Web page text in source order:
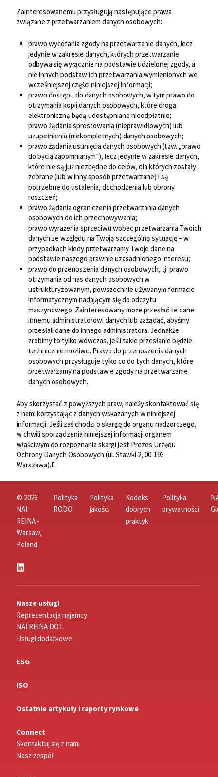
Zainteresowanemu przysługują następujące prawa
związane z przetwarzaniem danych osobowych:
prawo wycofania zgody na przetwarzanie danych, lecz
jedynie w zakresie danych, których przetwarzanie
odbywa się wyłącznie na podstawie udzielonej zgody, a
nie innych podstaw ich przetwarzania wymienionych we
wcześniejszej części niniejszej informacji;
prawo dostępu do danych osobowych, w tym prawo do
otrzymania kopii danych osobowych, które drogą
elektroniczną będą udostępniane nieodpłatnie;
prawo żądania sprostowania (nieprawidłowych) lub
uzupełnienia (niekompletnych) danych osobowych;
prawo żądania usunięcia danych osobowych (tzw. „prawo
do bycia zapomnianym”), lecz jedynie w zakresie danych,
które nie są już niezbędne do celów, dla których zostały
zebrane (lub w inny sposób przetwarzane) i są
potrzebne do ustalenia, dochodzenia lub obrony
roszczeń;
prawo żądania ograniczenia przetwarzania danych
osobowych do ich przechowywania;
prawo wyrażenia sprzeciwu wobec przetwarzania Twoich
danych ze względu na Twoją szczególną sytuację – w
przypadkach kiedy przetwarzamy Twoje dane na
podstawie naszego prawnie uzasadnionego interesu;
prawo do przenoszenia danych osobowych, tj. prawo
otrzymania od nas danych osobowych w
ustrukturyzowanym, powszechnie używanym formacie
informatycznym nadającym się do odczytu
maszynowego. Zainteresowany może przesłać te dane
innemu administratorowi danych lub zażądać, abyśmy
przesłali dane do innego administratora. Jednakże
zrobimy to tylko wówczas, jeśli takie przesłanie będzie
technicznie możliwe. Prawo do przenoszenia danych
osobowych przysługuje tylko co do tych danych, które
przetwarzamy na podstawie zgody na przetwarzanie
danych osobowych.
Aby skorzystać z powyższych praw, należy skontaktować się
z nami korzystając z danych wskazanych w niniejszej
informacji. Jeśli zaś chodzi o skargę do organu nadzorczego,
w chwili sporządzenia niniejszej informacji organem
właściwym do rozpoznania skargi jest Prezes Urzędu
Ochrony Danych Osobowych (ul. Stawki 2, 00-193
Warszawa).E
© 2026
NAI
REINA -
Warsaw,
Poland
Polityka
RODO
Polityka
jakości
Kodeks
dobrych
praktyk
Polityka
prywatności
Nasze usługi
Reprezentacja najemcy
NAI REINA DOT.
Usługi dodatkowe
ESG
ISO
Ostatnie artykuły i raporty rynkowe
Connect
Skontaktuj się z nami
Nasz zespół